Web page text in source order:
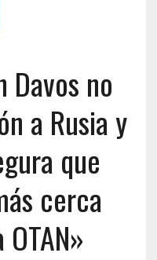
Davos no
a Rusia y
que
cerca